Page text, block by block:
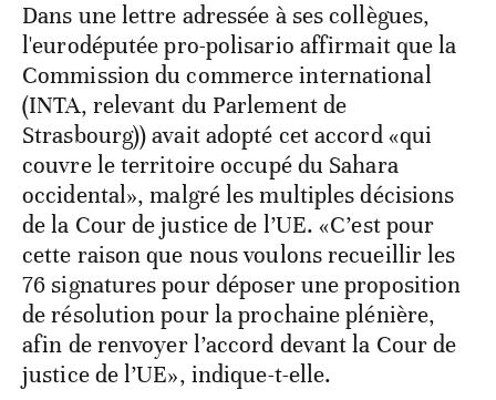
Dans une lettre adressée à ses collègues,
l'eurodéputée pro-polisario affirmait que la
Commission du commerce international
(INTA, relevant du Parlement de
Strasbourg)) avait adopté cet accord «qui
couvre le territoire occupé du Sahara
occidental», malgré les multiples décisions
de la Cour de justice de l’UE. «C’est pour
cette raison que nous voulons recueillir les
76 signatures pour déposer une proposition
de résolution pour la prochaine plénière,
afin de renvoyer l’accord devant la Cour de
justice de l’UE», indique-t-elle.